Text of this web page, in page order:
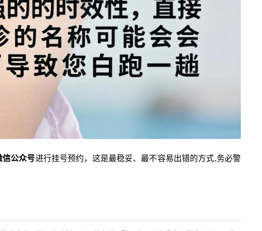
信公众号进行挂号预约，这是最稳妥、最不容易出错的方式,务必警